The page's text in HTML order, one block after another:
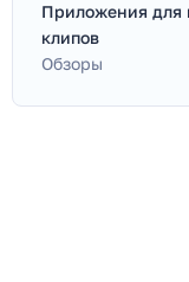
Приложения для
клипов
Обзоры